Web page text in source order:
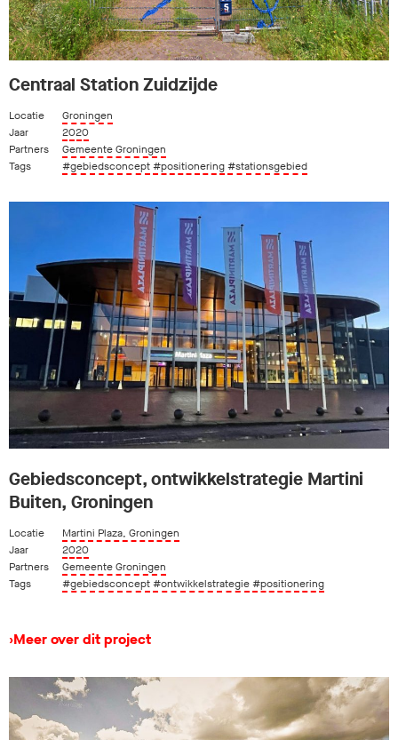
Centraal Station Zuidzijde
Locatie
Groningen
Jaar
2020
Partners
Gemeente Groningen
Tags
#gebiedsconcept#positionering#stationsgebied
Gebiedsconcept, ontwikkelstrategie Martini
Buiten, Groningen
Locatie
Martini Plaza, Groningen
Jaar
2020
Partners
Gemeente Groningen
Tags
#gebiedsconcept#ontwikkelstrategie#positionering
›Meer over dit project